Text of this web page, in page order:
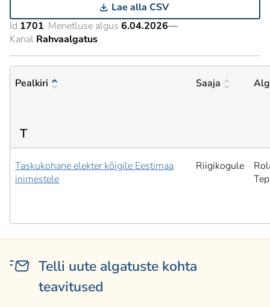
Lae alla CSV
Id 1701 Menetluse algus 6.04.2026—
Kanal Rahvaalgatus
Pealkiri Saaja
T
Taskukohane elekter kõigile Eestimaa
inimestele
Riigikogule
Telli uute algatuste kohta
teavitused